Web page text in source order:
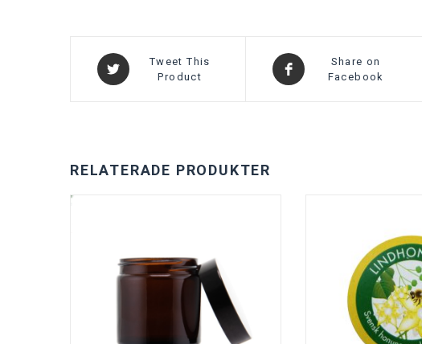
Tweet This
Product
Share on
Facebook
RELATERADE PRODUKTER